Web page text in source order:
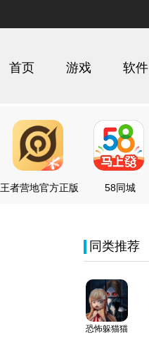
首页 游戏 软件
王者营地官方正版 58同城
同类推荐
恐怖躲猫猫